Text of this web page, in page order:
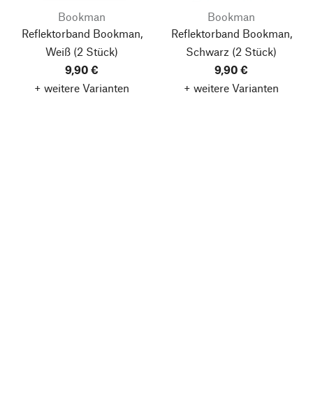
Bookman
Reflektorband Bookman,
Weiß (2 Stück)
9,90 €
+ weitere Varianten
Bookman
Reflektorband Bookman,
Schwarz (2 Stück)
9,90 €
+ weitere Varianten